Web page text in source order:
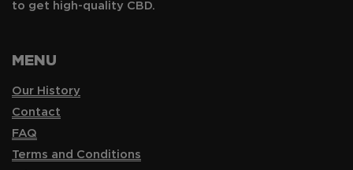
to get high-quality CBD.
MENU
Our History
Contact
FAQ
Terms and Conditions